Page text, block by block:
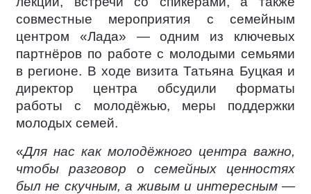
совместные мероприятия с семейным
центром «Лада» — одним из ключевых
партнёров по работе с молодыми семьями
в регионе. В ходе визита Татьяна Буцкая и
директор центра обсудили форматы
работы с молодёжью, меры поддержки
молодых семей.
«Для нас как молодёжного центра важно,
чтобы разговор о семейных ценностях
был не скучным, а живым и интересным —